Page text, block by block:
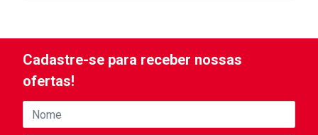
Cadastre-se para receber nossas
ofertas!